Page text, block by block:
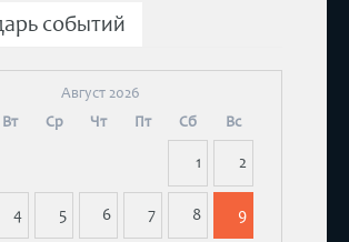
событий
Август 2026
Вт Ср Чт Пт Сб Вс
1 2
4 5 6 7 8 9